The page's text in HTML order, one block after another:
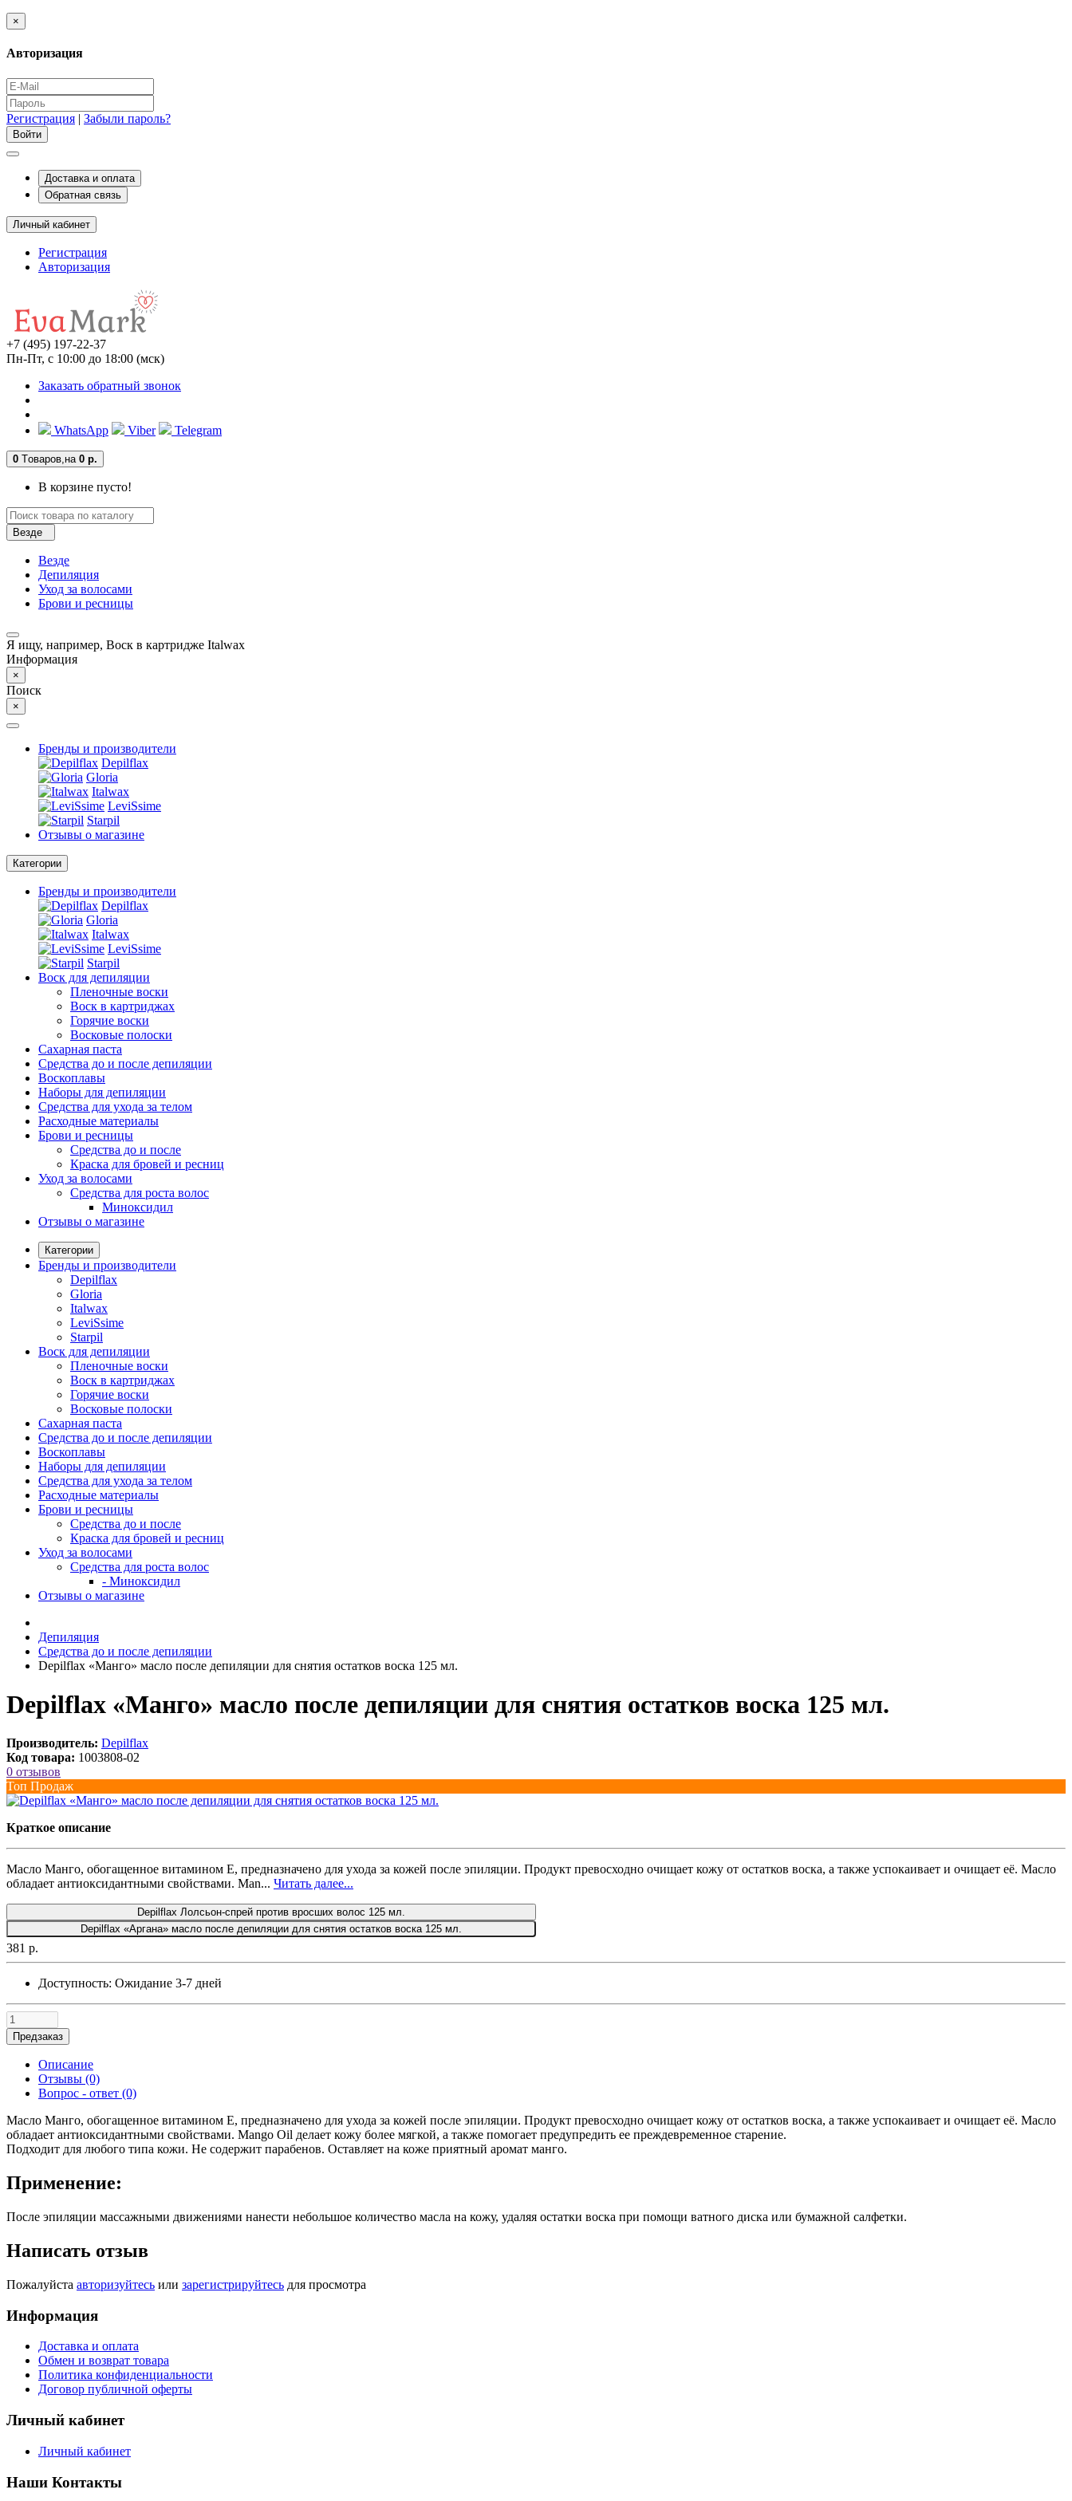
×
Авторизация
Регистрация | Забыли пароль?
Доставка и оплата
Обратная связь
Личный кабинет
Регистрация
Авторизация
+7 (495) 197-22-37
Пн-Пт, с 10:00 до 18:00 (мск)
Заказать обратный звонок
WhatsApp Viber Telegram
0 Tоваров, на 0 р.
В корзине пусто!
Везде
Везде
Депиляция
Уход за волосами
Брови и ресницы
Я ищу, например, Воск в картридже Italwax
Информация
×
Поиск
×
Бренды и производители
Depilflax
Gloria
Italwax
LeviSsime
Starpil
Отзывы о магазине
Категории
Бренды и производители
Depilflax
Gloria
Italwax
LeviSsime
Starpil
Воск для депиляции
Пленочные воски
Воск в картриджах
Горячие воски
Восковые полоски
Сахарная паста
Средства до и после депиляции
Воскоплавы
Наборы для депиляции
Средства для ухода за телом
Расходные материалы
Брови и ресницы
Средства до и после
Краска для бровей и ресниц
Уход за волосами
Средства для роста волос
Миноксидил
Отзывы о магазине
Категории
Бренды и производители
Depilflax
Gloria
Italwax
LeviSsime
Starpil
Воск для депиляции
Пленочные воски
Воск в картриджах
Горячие воски
Восковые полоски
Сахарная паста
Средства до и после депиляции
Воскоплавы
Наборы для депиляции
Средства для ухода за телом
Расходные материалы
Брови и ресницы
Средства до и после
Краска для бровей и ресниц
Уход за волосами
Средства для роста волос
- Миноксидил
Отзывы о магазине
Депиляция
Средства до и после депиляции
Depilflax «Манго» масло после депиляции для снятия остатков воска 125 мл.
Depilflax «Манго» масло после депиляции для снятия остатков воска 125 мл.
Производитель: Depilflax
Код товара: 1003808-02
0 отзывов
Топ Продаж
Краткое описание
Масло Манго, обогащенное витамином Е, предназначено для ухода за кожей после эпиляции. Продукт превосходно очищает кожу от остатков воска, а также успокаивает и очищает её. Масло
обладает антиоксидантными свойствами. Man... Читать далее...
Depilflax Лолсьон-спрей против вросших волос 125 мл.
Depilflax «Аргана» масло после депиляции для снятия остатков воска 125 мл.
381 р.
Доступность: Ожидание 3-7 дней
Предзаказ
Описание
Отзывы (0)
Вопрос - ответ (0)
Масло Манго, обогащенное витамином Е, предназначено для ухода за кожей после эпиляции. Продукт превосходно очищает кожу от остатков воска, а также успокаивает и очищает её. Масло
обладает антиоксидантными свойствами. Mango Oil делает кожу более мягкой, а также помогает предупредить ее преждевременное старение.
Подходит для любого типа кожи. Не содержит парабенов. Оставляет на коже приятный аромат манго.
Применение:
После эпиляции массажными движениями нанести небольшое количество масла на кожу, удаляя остатки воска при помощи ватного диска или бумажной салфетки.
Написать отзыв
Пожалуйста авторизуйтесь или зарегистрируйтесь для просмотра
Информация
Доставка и оплата
Обмен и возврат товара
Политика конфиденциальности
Договор публичной оферты
Личный кабинет
Личный кабинет
Наши Контакты